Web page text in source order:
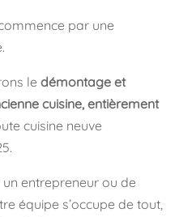
par une
le démontage et
cuisine, entièrement
cuisine neuve
entrepreneur ou de
équipe s’occupe de tout,